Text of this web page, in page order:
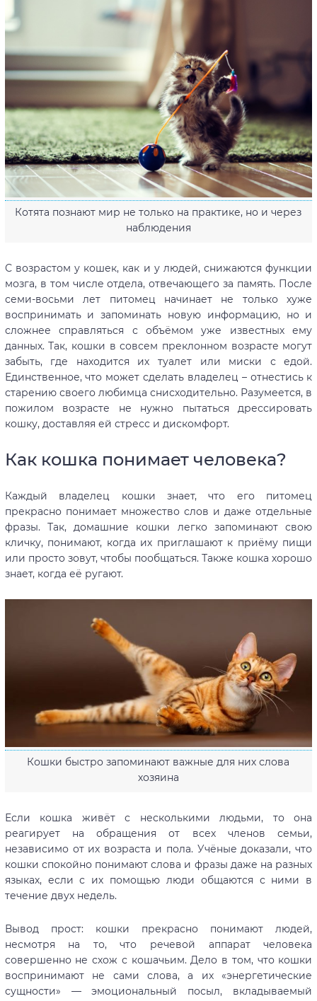
Котята познают мир не только на практике, но и через
наблюдения
С возрастом у кошек, как и у людей, снижаются функции
мозга, в том числе отдела, отвечающего за память. После
семи-восьми лет питомец начинает не только хуже
воспринимать и запоминать новую информацию, но и
сложнее справляться с объёмом уже известных ему
данных. Так, кошки в совсем преклонном возрасте могут
забыть, где находится их туалет или миски с едой.
Единственное, что может сделать владелец – отнестись к
старению своего любимца снисходительно. Разумеется, в
пожилом возрасте не нужно пытаться дрессировать
кошку, доставляя ей стресс и дискомфорт.
Как кошка понимает человека?
Каждый владелец кошки знает, что его питомец
прекрасно понимает множество слов и даже отдельные
фразы. Так, домашние кошки легко запоминают свою
кличку, понимают, когда их приглашают к приёму пищи
или просто зовут, чтобы пообщаться. Также кошка хорошо
знает, когда её ругают.
Кошки быстро запоминают важные для них слова
хозяина
Если кошка живёт с несколькими людьми, то она
реагирует на обращения от всех членов семьи,
независимо от их возраста и пола. Учёные доказали, что
кошки спокойно понимают слова и фразы даже на разных
языках, если с их помощью люди общаются с ними в
течение двух недель.
Вывод прост: кошки прекрасно понимают людей,
несмотря на то, что речевой аппарат человека
совершенно не схож с кошачьим. Дело в том, что кошки
воспринимают не сами слова, а их «энергетические
сущности» — эмоциональный посыл, вкладываемый